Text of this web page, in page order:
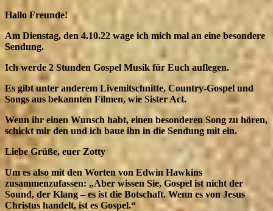
Hallo Freunde!
Am Dienstag, den 4.10.22 wage ich mich mal an eine besondere
Sendung.
Ich werde 2 Stunden Gospel Musik für Euch auflegen.
Es gibt unter anderem Livemitschnitte, Country-Gospel und
Songs aus bekannten Filmen, wie Sister Act.
Wenn ihr einen Wunsch habt, einen besonderen Song zu hören,
schickt mir den und ich baue ihn in die Sendung mit ein.
Liebe Grüße, euer Zotty
Um es also mit den Worten von Edwin Hawkins
zusammenzufassen: „Aber wissen Sie, Gospel ist nicht der
Sound, der Klang – es ist die Botschaft. Wenn es von Jesus
Christus handelt, ist es Gospel.“